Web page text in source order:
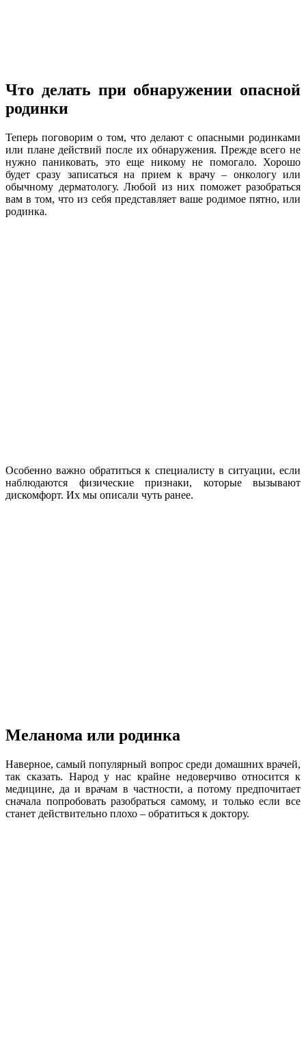
Что делать при обнаружении опасной
родинки
Теперь поговорим о том, что делают с опасными родинками
или плане действий после их обнаружения. Прежде всего не
нужно паниковать, это еще никому не помогало. Хорошо
будет сразу записаться на прием к врачу – онкологу или
обычному дерматологу. Любой из них поможет разобраться
вам в том, что из себя представляет ваше родимое пятно, или
родинка.
Особенно важно обратиться к специалисту в ситуации, если
наблюдаются физические признаки, которые вызывают
дискомфорт. Их мы описали чуть ранее.
Меланома или родинка
Наверное, самый популярный вопрос среди домашних врачей,
так сказать. Народ у нас крайне недоверчиво относится к
медицине, да и врачам в частности, а потому предпочитает
сначала попробовать разобраться самому, и только если все
станет действительно плохо – обратиться к доктору.